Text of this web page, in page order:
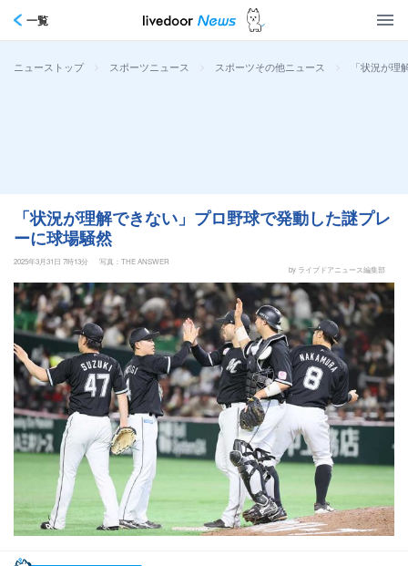
一覧
ニューストップ > スポーツニュース > スポーツその他ニュース > 「状況が
「状況が理解できない」プロ野球で発動した謎プレ
ーに球場騒然
2025年3月31日 7時13分
写真：THE ANSWER
by ライブドアニュース編集部